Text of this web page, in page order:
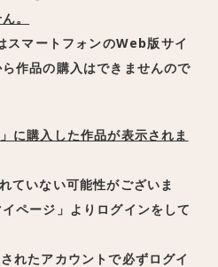
。
スマートフォンのWeb版サイ
作品の購入はできませんので
に購入した作品が表示されま
ていない可能性がございま
ページ」よりログインをして
れたアカウントで必ずログイ